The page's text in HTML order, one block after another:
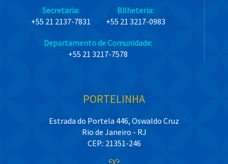
Secretaria:
+55 21 2137-7831
Bilheteria:
+55 21 3217-0983
Departamento de Comunidade:
+55 21 3217-7578
PORTELINHA
Estrada do Portela 446, Oswaldo Cruz
Rio de Janeiro - RJ
CEP.: 21351-246